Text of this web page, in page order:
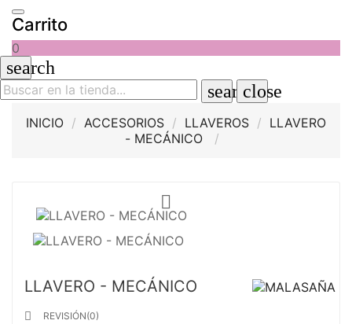
Carrito
0
search
searchclose
INICIO ACCESORIOS LLAVEROS
LLAVERO
- MECÁNICO

LLAVERO - MECÁNICO

REVISIÓN(0)